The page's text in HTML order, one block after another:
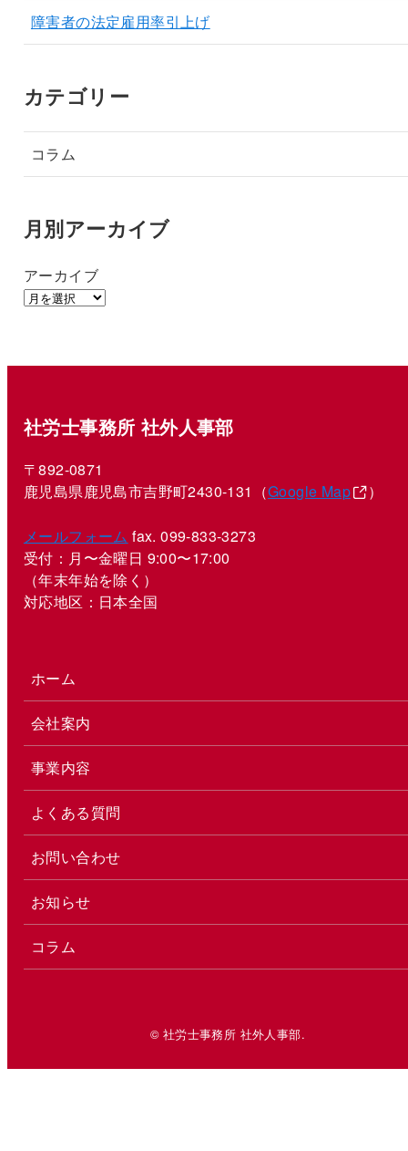
障害者の法定雇用率引上げ
カテゴリー
コラム
月別アーカイブ
アーカイブ
社労士事務所 社外人事部
〒892-0871
鹿児島県鹿児島市吉野町2430-131（Google Map ）
メールフォーム fax. 099-833-3273
受付：月〜金曜日 9:00〜17:00
（年末年始を除く）
対応地区：日本全国
ホーム
会社案内
事業内容
よくある質問
お問い合わせ
お知らせ
コラム
© 社労士事務所 社外人事部.